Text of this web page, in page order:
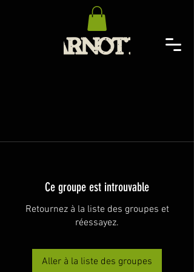
Ce groupe est introuvable
Retournez à la liste des groupes et
réessayez.
Aller à la liste des groupes